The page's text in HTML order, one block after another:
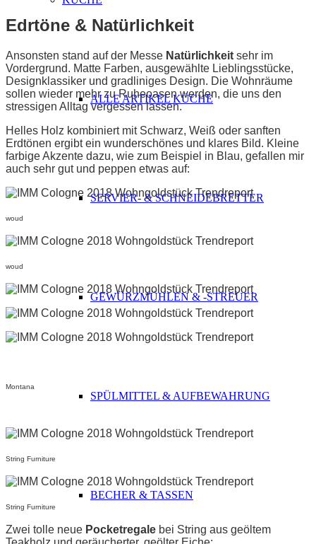
ALLE ARTIKEL KÜCHE
SERVIER- & SCHNEIDEBRETTER
GEWÜRZMÜHLEN & -STREUER
SPÜLMITTEL & AUFBEWAHRUNG
BECHER & TASSEN
Edrtöne & Natürlichkeit
Ansonsten stand auf der Messe Natürlichkeit sehr im
Vordergrund. Matte Farben, ausgewählte Lieblingsstücke,
Designklassiker und gradliniges Design. Die Wohnräume
sollen wieder mehr zu Ruheoasen werden, die uns den
stressigen Alltag vergessen lassen.
Helles Holz kombiniert mit Schwarz, Weiß oder sanften
Erdtönen ergibt ein wunderschönes und klares Bild. Kleine
farbige Akzente dazu, wie zum Beispiel in Blau, gefallen mir
auch sehr gut und peppen etwas auf:
woud
woud
Montana
String Furniture
String Furniture
Zwei tolle neue Pocketregale bei String aus geöltem